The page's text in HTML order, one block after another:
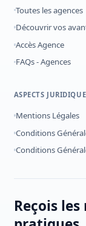
Toutes les agences
Découvrir vos
Accès Agence
FAQs - Agences
ASPECTS
Mentions Légales
Conditions
Conditions
Reçois